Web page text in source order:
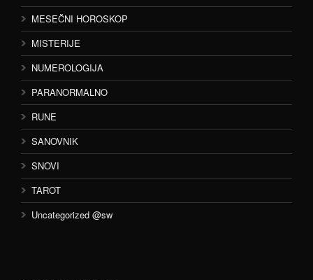
MESEČNI HOROSKOP
MISTERIJE
NUMEROLOGIJA
PARANORMALNO
RUNE
SANOVNIK
SNOVI
TAROT
Uncategorized @sw